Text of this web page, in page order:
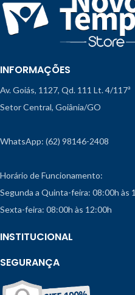
INFORMAÇÕES
Av. Goiás, 1127, Qd. 111 Lt. 4/117ª
Setor Central, Goiânia/GO
WhatsApp: (62) 98146-2408
Horário de Funcionamento:
Segunda a Quinta-feira: 08:00h às
Sexta-feira: 08:00h às 12:00h
INSTITUCIONAL
SEGURANÇA